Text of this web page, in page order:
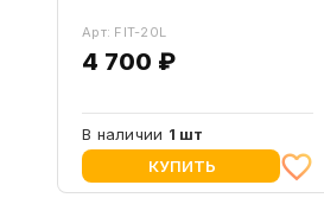
Арт: FIT-20L
4 700 ₽
В наличии 1 шт
КУПИТЬ